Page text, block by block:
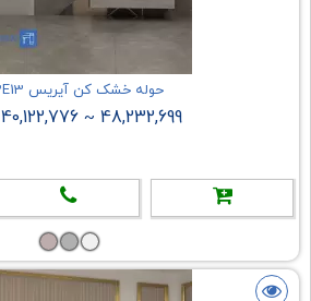
حوله خشک کن آیریس IR112E13
48,232,699
~
40,122,776